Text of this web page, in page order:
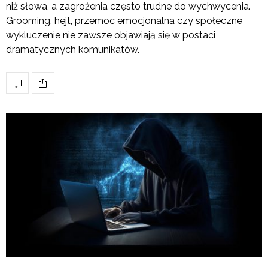
niż słowa, a zagrożenia często trudne do wychwycenia.
Grooming, hejt, przemoc emocjonalna czy społeczne
wykluczenie nie zawsze objawiają się w postaci
dramatycznych komunikatów.